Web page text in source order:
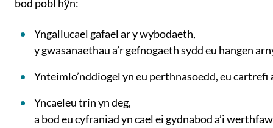
bod pobl hŷn:
Yngallucael gafael ar y wybodaeth,
y gwasanaethau a’r gefnogaeth sydd eu hangen
Ynteimlo’nddiogel yn eu perthnasoedd, eu cartrefi
Yncaeleu trin yn deg,
a bod eu cyfraniad yn cael ei gydnabod a’i